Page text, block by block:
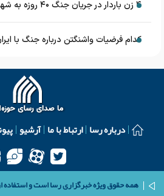
۴ زن باردار در جریان جنگ ۴۰ روزه به شهادت رسیدند
کدام فرضیات واشنگتن درباره جنگ با
درباره رسا ارتباط با ما آرشیو
همه حقوق ویژه خبرگزاری رسا است و استفاده